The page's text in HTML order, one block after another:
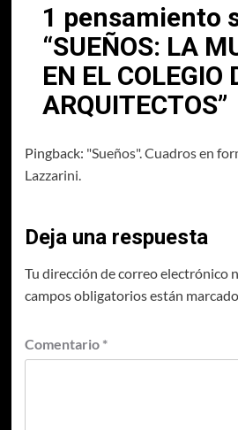
1 pensamiento
“SUEÑOS: LA
EN EL COLEGIO
ARQUITECTOS”
Pingback: "Sueños". Cuadros en
Lazzarini.
Deja una respuesta
Tu dirección de correo electrónico
campos obligatorios están
Comentario *